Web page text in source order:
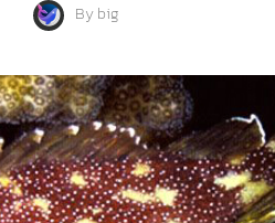
Bybig